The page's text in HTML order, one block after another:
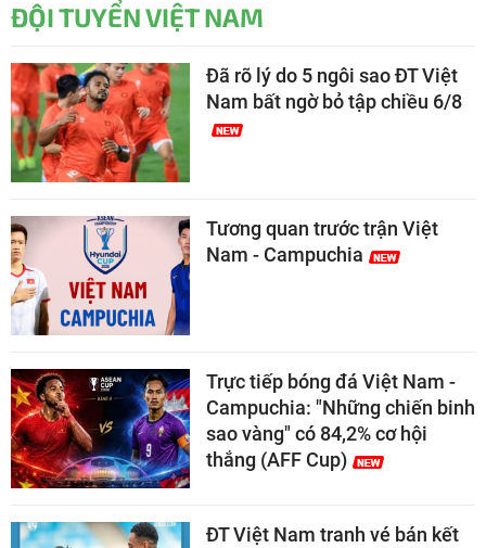
ĐỘI TUYỂN VIỆT NAM
Đã rõ lý do 5 ngôi sao ĐT Việt
Nam bất ngờ bỏ tập chiều 6/8
Tương quan trước trận Việt
Nam - Campuchia
Trực tiếp bóng đá Việt Nam -
Campuchia: "Những chiến binh
sao vàng" có 84,2% cơ hội
thắng (AFF Cup)
ĐT Việt Nam tranh vé bán kết